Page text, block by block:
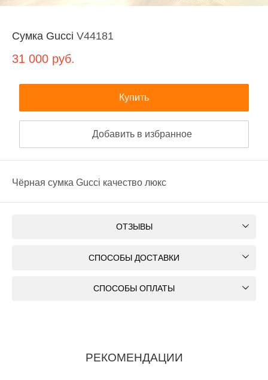
Сумка Gucci V44181
31 000 руб.
Купить
Добавить в избранное
Чёрная сумка Gucci качество люкс
ОТЗЫВЫ
СПОСОБЫ ДОСТАВКИ
СПОСОБЫ ОПЛАТЫ
РЕКОМЕНДАЦИИ